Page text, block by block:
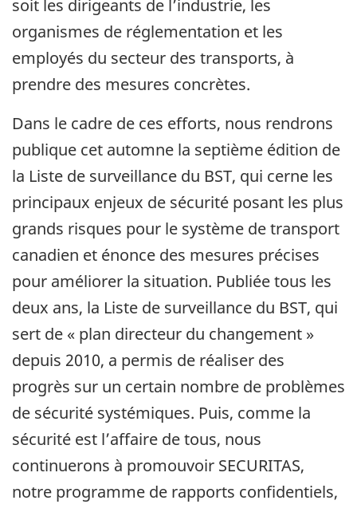
soit les dirigeants de l’industrie, les
organismes de réglementation et les
employés du secteur des transports, à
prendre des mesures concrètes.
Dans le cadre de ces efforts, nous rendrons
publique cet automne la septième édition de
la Liste de surveillance du BST, qui cerne les
principaux enjeux de sécurité posant les plus
grands risques pour le système de transport
canadien et énonce des mesures précises
pour améliorer la situation. Publiée tous les
deux ans, la Liste de surveillance du BST, qui
sert de « plan directeur du changement »
depuis 2010, a permis de réaliser des
progrès sur un certain nombre de problèmes
de sécurité systémiques. Puis, comme la
sécurité est l’affaire de tous, nous
continuerons à promouvoir SECURITAS,
notre programme de rapports confidentiels,